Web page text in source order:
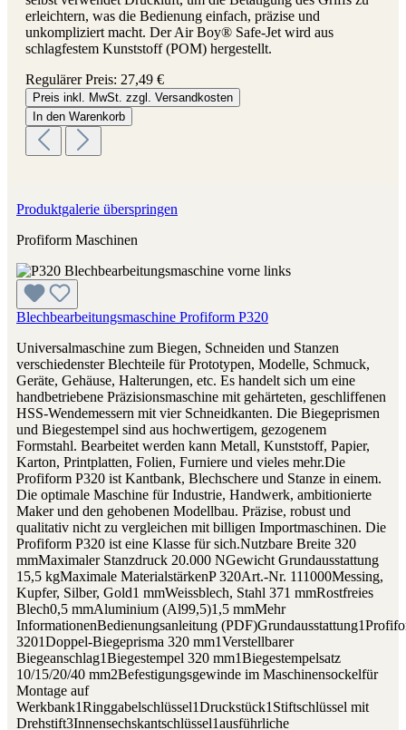
erleichtern, was die Bedienung einfach, präzise und
unkompliziert macht. Der Air Boy® Safe-Jet wird aus
schlagfestem Kunststoff (POM) hergestellt.
Regulärer Preis: 27,49 €
Preis inkl. MwSt. zzgl. Versandkosten
In den Warenkorb
Produktgalerie überspringen
Profiform Maschinen
Blechbearbeitungsmaschine Profiform P320
Universalmaschine zum Biegen, Schneiden und Stanzen
verschiedenster Blechteile für Prototypen, Modelle, Schmuck,
Geräte, Gehäuse, Halterungen, etc. Es handelt sich um eine
handbetriebene Präzisionsmaschine mit gehärteten, geschliffenen
HSS-Wendemessern mit vier Schneidkanten. Die Biegeprismen
und Biegestempel sind aus hochwertigem, gezogenem
Formstahl. Bearbeitet werden kann Metall, Kunststoff, Papier,
Karton, Printplatten, Folien, Furniere und vieles mehr.Die
Profiform P320 ist Kantbank, Blechschere und Stanze in einem.
Die optimale Maschine für Industrie, Handwerk, ambitionierte
Maker und den gehobenen Modellbau. Präzise, robust und
qualitativ nicht zu vergleichen mit billigen Importmaschinen. Die
Profiform P320 ist eine Klasse für sich.Nutzbare Breite 320
mmMaximaler Stanzdruck 20.000 NGewicht Grundausstattung
15,5 kgMaximale MaterialstärkenP 320Art.-Nr. 111000Messing,
Kupfer, Silber, Gold1 mmWeissblech, Stahl 371 mmRostfreies
Blech0,5 mmAluminium (Al99,5)1,5 mmMehr
InformationenBedienungsanleitung
3201Doppel-Biegeprisma 320 mm1Verstellbarer
Biegeanschlag1Biegestempel 320 mm1Biegestempelsatz
10/15/20/40 mm2Befestigungsgewinde im Maschinensockelfür
Montage auf
Werkbank1Ringgabelschlüssel1Druckstück1Stiftschlüssel mit
Drehstift3Innensechskantschlüssel1ausführliche